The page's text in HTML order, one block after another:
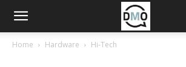
Home Hardware Hi-Tech